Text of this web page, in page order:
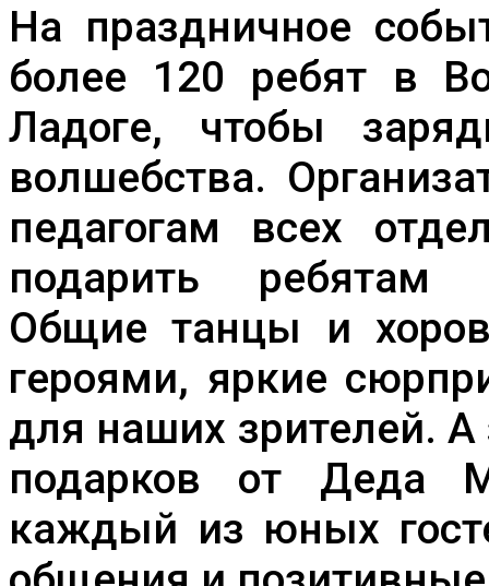
На праздничное
более 120 ребят в
Ладоге, чтобы
волшебства.
педагогам всех
подарить ребятам
Общие танцы и
героями, яркие
для наших зрителей.
подарков от Деда
каждый из юных